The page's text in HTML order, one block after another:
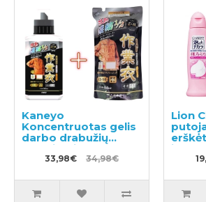
Kaneyo
Koncentruotas gelis
darbo drabužių
skalbimui 500ml +
užpildas 450ml
33,98€ 34,98€
Lion
indų
+